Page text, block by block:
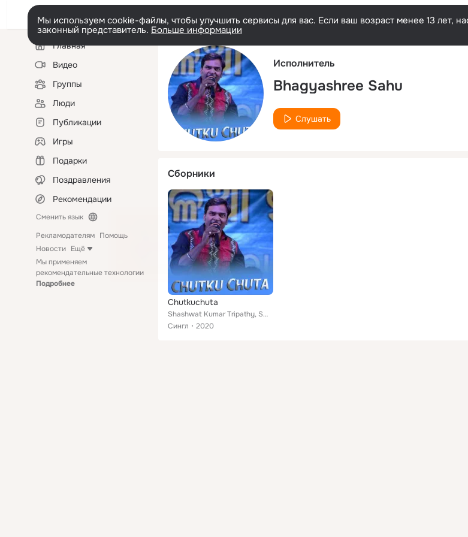
Мы используем cookie-файлы, чтобы улучшить сервисы для вас. Если ваш возраст менее 13 лет,
законный представитель. Больше информации
Левая
колонкаГлавная
Видео
Группы
Люди
Публикации
Игры
Подарки
Поздравления
Рекомендации
Сменить язык
Рекламодателям Помощь
Новости Ещё
Мы применяем
рекомендательные технологии
Подробнее
Исполнитель
Bhagyashree Sahu
Слушать
Сборники
Chutkuchuta
Shashwat Kumar Tripathy, Smita Panda feat. Bhagyashree Sahu
Сингл
2020